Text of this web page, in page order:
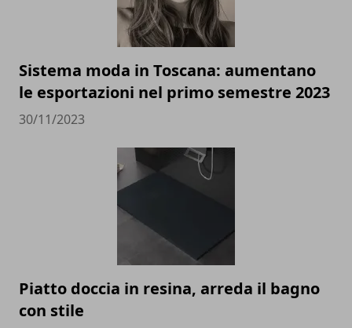
Sistema moda in Toscana: aumentano
le esportazioni nel primo semestre 2023
30/11/2023
Piatto doccia in resina, arreda il bagno
con stile